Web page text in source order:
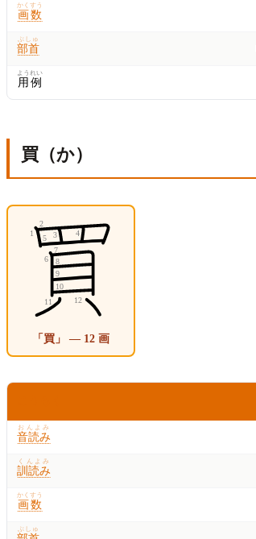
画数
かくすう
部首
ぶしゅ
用例
ようれい
買（か）
「買」 — 12 画
音読み
おんよみ
訓読み
くんよみ
画数
かくすう
ぶしゅ